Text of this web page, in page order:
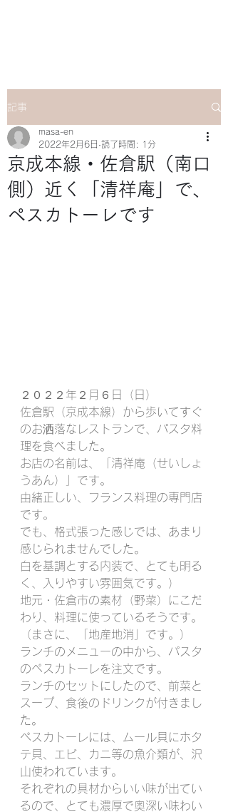
記事
京成本線・佐倉駅（南口
側）近く「清祥庵」で、
ペスカトーレです
masa-en
2022年2月6日 読了時間: 1分
２０２２年２月６日（日）
佐倉駅（京成本線）から歩いてすぐ
のお洒落なレストランで、パスタ料
理を食べました。
お店の名前は、「清祥庵（せいしょ
うあん）」です。
由緒正しい、フランス料理の専門店
です。
でも、格式張った感じでは、あまり
感じられませんでした。
白を基調とする内装で、とても明る
く、入りやすい雰囲気です。）
地元・佐倉市の素材（野菜）にこだ
わり、料理に使っているそうです。
（まさに、「地産地消」です。）
ランチのメニューの中から、パスタ
のペスカトーレを注文です。
ランチのセットにしたので、前菜と
スープ、食後のドリンクが付きまし
た。
ペスカトーレには、ムール貝にホタ
テ貝、エビ、カニ等の魚介類が、沢
山使われています。
それぞれの具材からいい味が出てい
るので、とても濃厚で奥深い味わい